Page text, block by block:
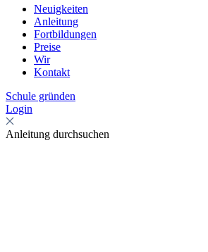
Neuigkeiten
Anleitung
Fortbildungen
Preise
Wir
Kontakt
Schule gründen
Login
Anleitung durchsuchen